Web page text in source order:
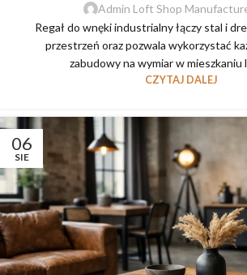
Admin Loft Shop
Regał do wnęki industrialny łączy stal i
przestrzeń oraz pozwala wykorzystać
zabudowy na wymiar w mieszkaniu
CZYTAJ DALEJ
06
SIE